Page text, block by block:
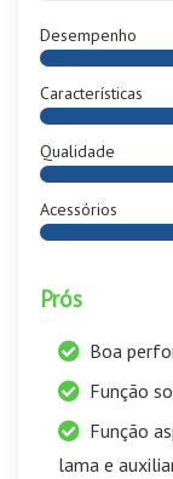
Desempenho
Características
Qualidade
Acessórios
Prós
Boa
Função
Função
lama e